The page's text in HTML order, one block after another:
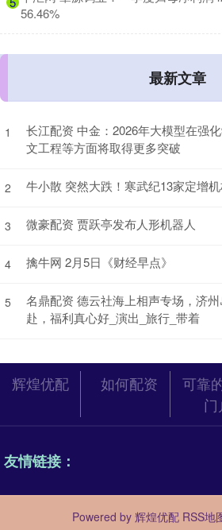
56.46%
最新文章
1
长江配资 中金：2026年大模型在强
文工程等方面将取得更多突破
2 牛小散 突然大跌！寒武纪13家定增
3 微豪配资 贾跃亭发布人形机器人
4 擒牛网 2月5日《财经早点》
5
名鼎配资 德云社海上相声专场，济
赴，福利真心好_演出_旅行_带着
辉煌优配 如何配资
可靠
门
友情链接：
Powered by 辉煌优配 RSS地